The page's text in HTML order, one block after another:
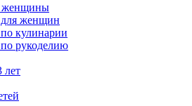
женщины
женщин
кулинарии
рукоделию
лет